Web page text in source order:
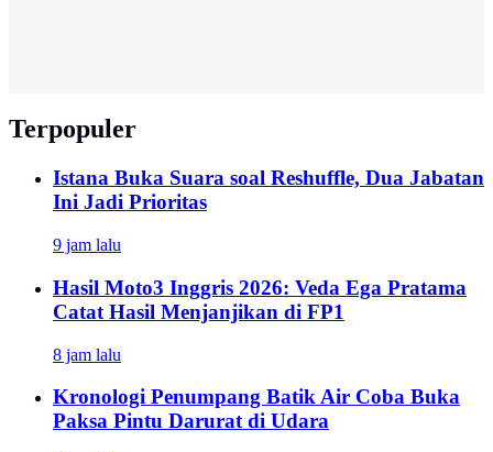
Terpopuler
Istana Buka Suara soal Reshuffle, Dua Jabatan
Ini Jadi Prioritas
9 jam lalu
Hasil Moto3 Inggris 2026: Veda Ega Pratama
Catat Hasil Menjanjikan di FP1
8 jam lalu
Kronologi Penumpang Batik Air Coba Buka
Paksa Pintu Darurat di Udara